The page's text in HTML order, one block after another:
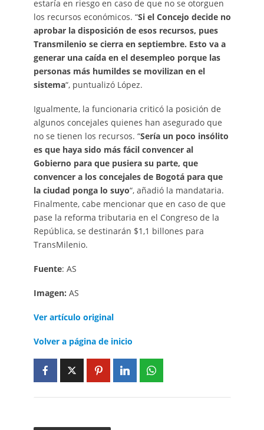
estaría en riesgo en caso de que no se otorguen
los recursos económicos. “Si el Concejo decide no
aprobar la disposición de esos recursos, pues
Transmilenio se cierra en septiembre. Esto va a
generar una caída en el desempleo porque las
personas más humildes se movilizan en el
sistema“, puntualizó López.
Igualmente, la funcionaria criticó la posición de
algunos concejales quienes han asegurado que
no se tienen los recursos. “Sería un poco insólito
es que haya sido más fácil convencer al
Gobierno para que pusiera su parte, que
convencer a los concejales de Bogotá para que
la ciudad ponga lo suyo“, añadió la mandataria.
Finalmente, cabe mencionar que en caso de que
pase la reforma tributaria en el Congreso de la
República, se destinarán $1,1 billones para
TransMilenio.
Fuente: AS
Imagen: AS
Ver artículo original
Volver a página de inicio